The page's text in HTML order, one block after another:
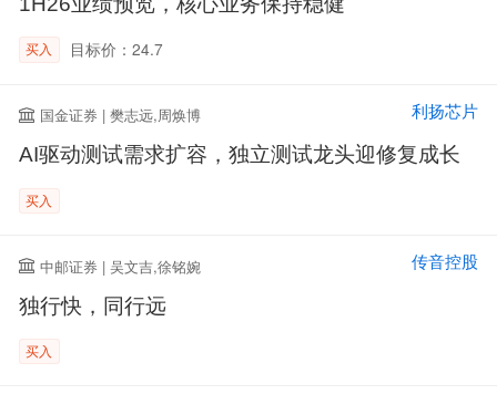
买入 目标价：24.7
国金证券 | 樊志远,周焕博 利扬芯片
AI驱动测试需求扩容，独立测试龙头迎修复成长
买入
中邮证券 | 吴文吉,徐铭婉 传音控股
独行快，同行远
买入